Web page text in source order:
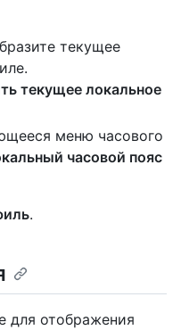
текущее
текущее локальное
меню часового
часовой пояс
.
для отображения